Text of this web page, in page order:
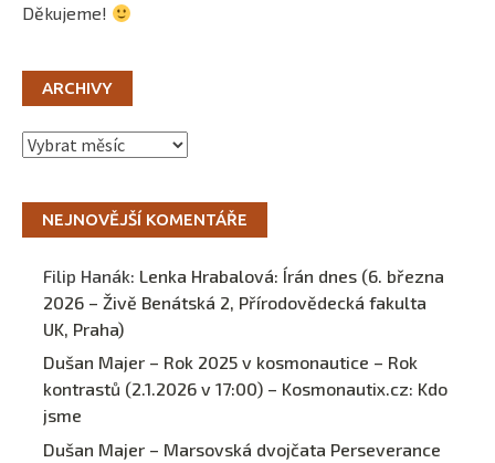
Děkujeme!
ARCHIVY
Archivy
NEJNOVĚJŠÍ KOMENTÁŘE
Filip Hanák: Lenka Hrabalová: Írán dnes (6. března
2026 – Živě Benátská 2, Přírodovědecká fakulta
UK, Praha)
Dušan Majer – Rok 2025 v kosmonautice – Rok
kontrastů (2.1.2026 v 17:00) – Kosmonautix.cz: Kdo
jsme
Dušan Majer – Marsovská dvojčata Perseverance